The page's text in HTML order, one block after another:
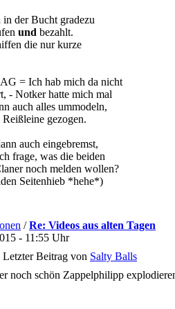
der Bucht gradezu
und bezahlt.
die nur kurze
= Ich hab mich da nicht
- Notker hatte mich mal
auch alles ummodeln,
gezogen.
auch eingebremst,
frage, was die beiden
noch melden wollen?
Seitenhieb *hehe*)
/Re: Videos aus alten Tagen
- 11:55 Uhr
Beitrag von Salty Balls
noch schön Zappelphilipp